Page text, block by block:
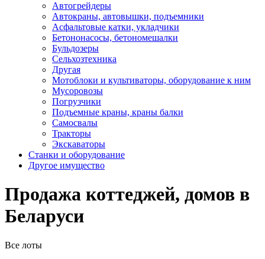
Автогрейдеры
Автокраны, автовышки, подъемники
Асфальтовые катки, укладчики
Бетононасосы, бетономешалки
Бульдозеры
Сельхозтехника
Другая
Мотоблоки и культиваторы, оборудование к ним
Мусоровозы
Погрузчики
Подъемные краны, краны балки
Самосвалы
Тракторы
Экскаваторы
Станки и оборудование
Другое имущество
Продажа коттеджей, домов в
Беларуси
Все лоты